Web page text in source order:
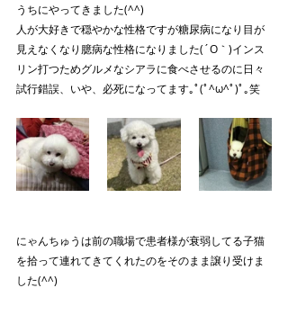
うちにやってきました(^^)
人が大好きで穏やかな性格ですが糖尿病になり目が
見えなくなり臆病な性格になりました(´O｀)インス
リン打つためグルメなシアラに食べさせるのに日々
試行錯誤、いや、必死になってます｡ﾟ(ﾟ^ω^ﾟ)ﾟ｡笑
にゃんちゅうは前の職場で患者様が衰弱してる子猫
を拾って連れてきてくれたのをそのまま譲り受けま
した(^^)